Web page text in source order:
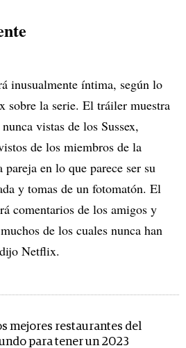
inusualmente íntima, según lo
sobre la serie. El tráiler muestra
vistas de los Sussex,
de los miembros de la
en lo que parece ser su
y tomas de un fotomatón. El
comentarios de los amigos y
de los cuales nunca han
Netflix.
mejores restaurantes del
para tener un 2023